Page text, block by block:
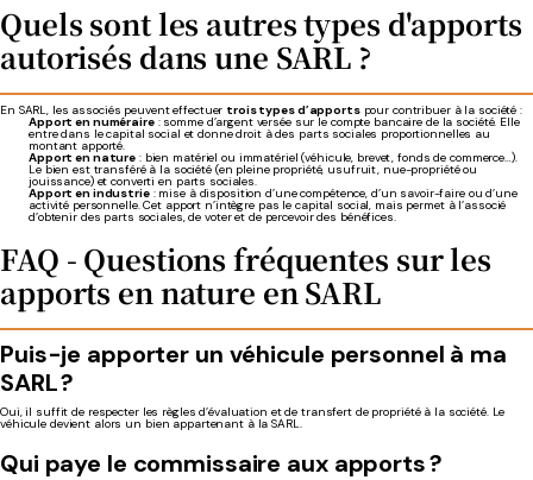
Quels sont les autres types d'apports
autorisés dans une SARL ?
En SARL, les associés peuvent effectuer trois types d’apportspour contribuer à la société :
Apport en numéraire: somme d’argent versée sur le compte bancaire de la société. Elle
entre dans le capital social et donne droit à des parts sociales proportionnelles au
montant apporté.
Apport en nature : bien matériel ou immatériel (véhicule, brevet, fonds de commerce…).
Le bien est transféré à la société (en pleine propriété, usufruit, nue-propriété ou
jouissance) et converti en parts sociales.
Apport en industrie: mise à disposition d’une compétence, d’un savoir-faire ou d’une
activité personnelle. Cet apport n’intègre pas le capital social, mais permet à l’associé
d’obtenir des parts sociales, de voter et de percevoir des bénéfices.
FAQ - Questions fréquentes sur les
apports en nature en SARL
Puis-je apporter un véhicule personnel à ma
SARL ?
Oui, il suffit de respecter les règles d’évaluation et de transfert de propriété à la société. Le
véhicule devient alors un bien appartenant à la SARL.
Qui paye le commissaire aux apports ?